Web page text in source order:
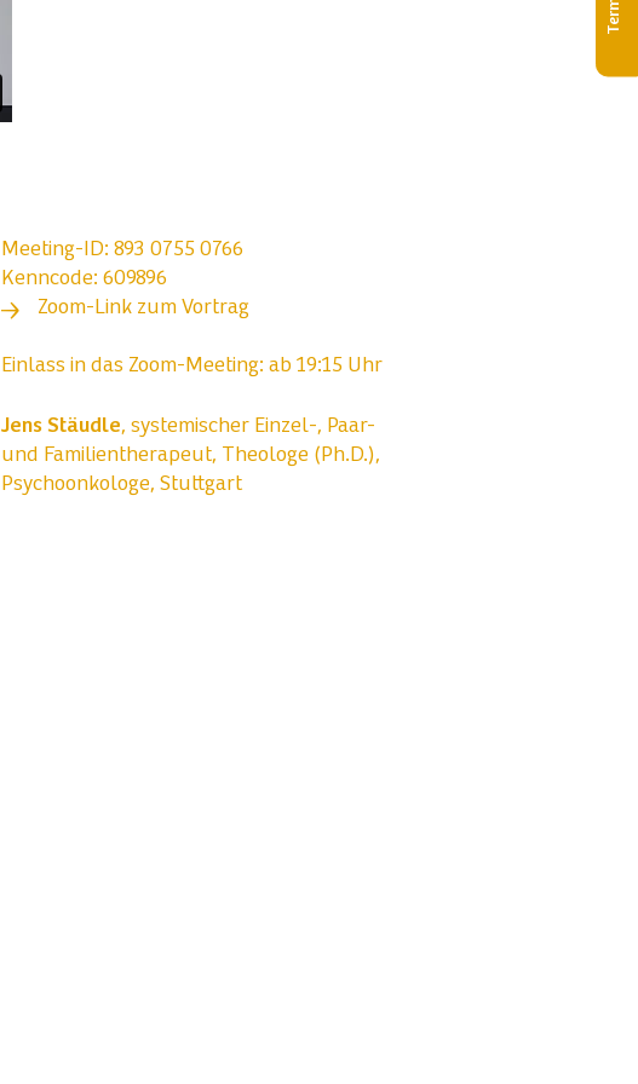
Meeting-ID: 893 0755 0766
Kenncode: 609896
Zoom-Link zum Vortrag
Einlass in das Zoom-Meeting: ab 19:15 Uhr
Jens Stäudle, systemischer Einzel-, Paar-
und Familientherapeut, Theologe (Ph.D.),
Psychoonkologe, Stuttgart